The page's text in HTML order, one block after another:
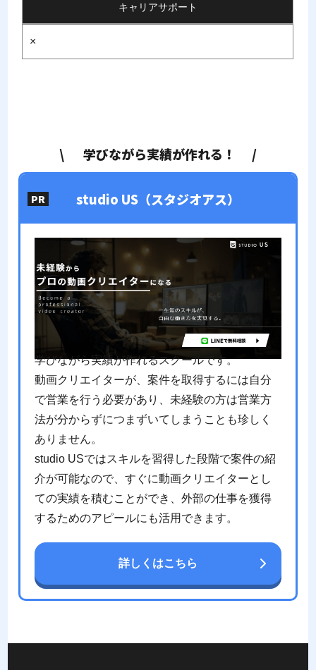
キャリアサポート
×
学びながら実績が作れる！
studio US（スタジオアス）
学びながら実績が作れるスクールです。
動画クリエイターが、案件を取得するには自分
で営業を行う必要があり、未経験の方は営業方
法が分からずにつまずいてしまうことも珍しく
ありません。
studio USではスキルを習得した段階で案件の紹
介が可能なので、すぐに動画クリエイターとし
ての実績を積むことができ、外部の仕事を獲得
するためのアピールにも活用できます。
詳しくはこちら